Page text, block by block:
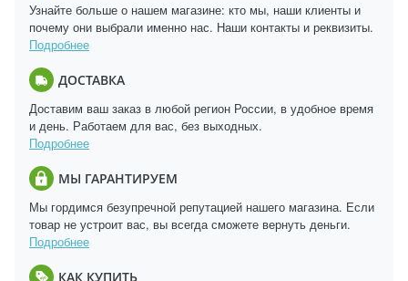
Узнайте больше о нашем магазине: кто мы, наши клиенты и
почему они выбрали именно нас. Наши контакты и реквизиты.
Подробнее
ДОСТАВКА
Доставим ваш заказ в любой регион России, в удобное время
и день. Работаем для вас, без выходных.
Подробнее
МЫ ГАРАНТИРУЕМ
Мы гордимся безупречной репутацией нашего магазина. Если
товар не устроит вас, вы всегда сможете вернуть деньги.
Подробнее
КАК КУПИТЬ